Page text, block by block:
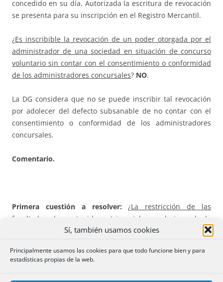
Sí, también usamos cookies
Principalmente usamos las cookies para que todo funcione bien y para
estadísticas propias de la web.
concedido en su día. Autorizada la escritura de revocación
se presenta para su inscripción en el Registro Mercantil.
¿Es inscribible la revocación de un poder otorgada por el
administrador de una sociedad en situación de concurso
voluntario sin contar con el consentimiento o conformidad
de los administradores concursales? NO.
La DG considera que no se puede inscribir tal revocación
por adolecer del defecto subsanable de no contar con el
consentimiento o conformidad de los administradores
concursales.
Comentario.
Primera cuestión a resolver: ¿La restricción de las
facultades de contenido patrimonial que derivan de la
declaración del concurso se extienden también a la
aplicación lo dispuesto en los arts. 40 y 48 de la Ley